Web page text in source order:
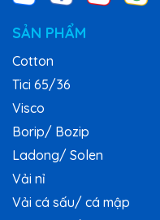
SẢN PHẨM
Cotton
Tici 65/36
Visco
Borip/ Bozip
Ladong/ Solen
Vải nỉ
Vải cá sấu/ cá mập